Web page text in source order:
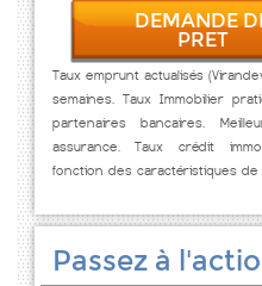
DEMANDE
PRET
Taux emprunt actualisés
semaines. Taux Immobilier
partenaires bancaires.
assurance. Taux crédit
fonction des caractéristiques de
Passez à